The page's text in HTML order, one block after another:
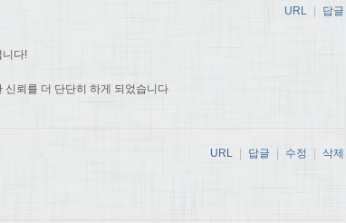
니다!
신뢰를 더 단단히 하게 되었습니다
URL | 답글
URL 답글 수정 삭제